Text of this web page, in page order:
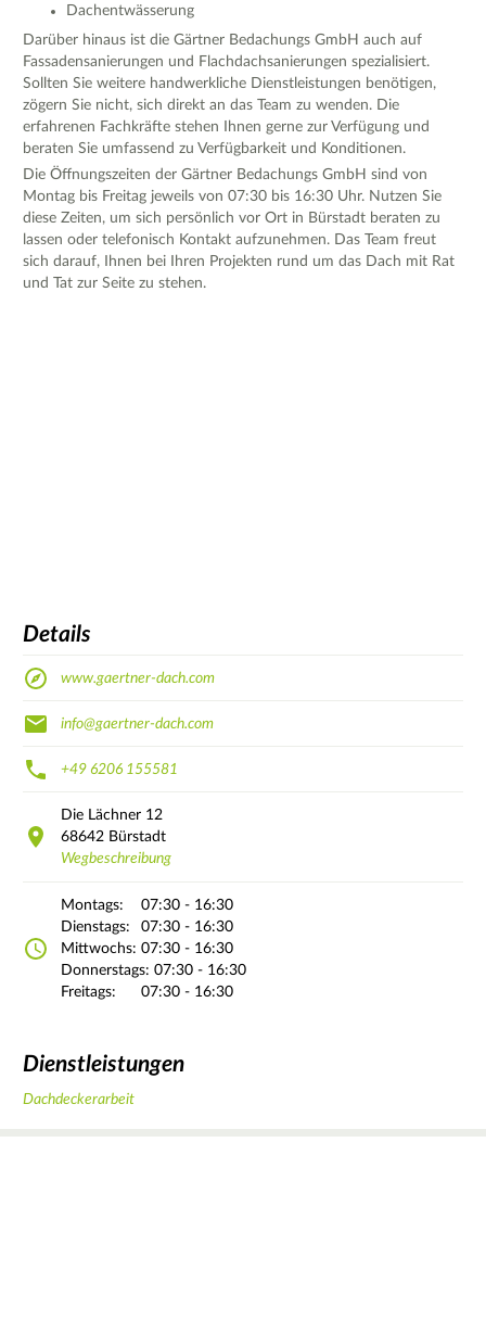
Dachentwässerung
Darüber hinaus ist die Gärtner Bedachungs GmbH auch auf
Fassadensanierungen und Flachdachsanierungen spezialisiert.
Sollten Sie weitere handwerkliche Dienstleistungen benötigen,
zögern Sie nicht, sich direkt an das Team zu wenden. Die
erfahrenen Fachkräfte stehen Ihnen gerne zur Verfügung und
beraten Sie umfassend zu Verfügbarkeit und Konditionen.
Die Öffnungszeiten der Gärtner Bedachungs GmbH sind von
Montag bis Freitag jeweils von 07:30 bis 16:30 Uhr. Nutzen Sie
diese Zeiten, um sich persönlich vor Ort in Bürstadt beraten zu
lassen oder telefonisch Kontakt aufzunehmen. Das Team freut
sich darauf, Ihnen bei Ihren Projekten rund um das Dach mit Rat
und Tat zur Seite zu stehen.
Details
www.gaertner-dach.com
info@gaertner-dach.com
+49 6206 155581
Die Lächner 12
68642 Bürstadt
Wegbeschreibung
Montags:
07:30 - 16:30
Dienstags:
07:30 - 16:30
Mittwochs: 07:30 - 16:30
Donnerstags: 07:30 - 16:30
Freitags:
07:30 - 16:30
Dienstleistungen
Dachdeckerarbeit